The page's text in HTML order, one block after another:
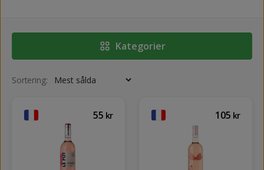
Kategorier
Sortering:
55 kr 105 kr